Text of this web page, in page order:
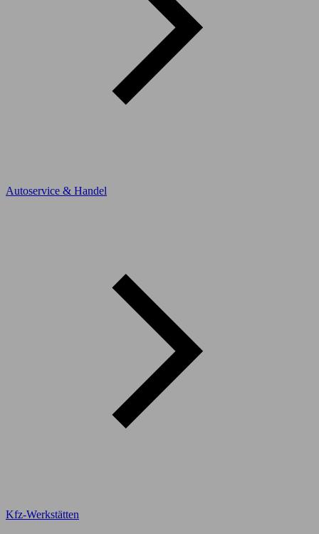
Autoservice & Handel
Kfz-Werkstätten